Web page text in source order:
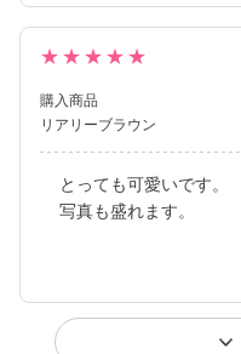
★★★★★
購入商品
リアリーブラウン
とっても可愛いです。
写真も盛れます。